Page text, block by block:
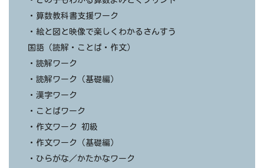
・算数教科書支援ワーク
・絵と図と映像で楽しくわかるさんすう
国語（読解・ことば・作文）
・読解ワーク
・読解ワーク（基礎編）
・漢字ワーク
・ことばワーク
・作文ワーク 初級
・作文ワーク（基礎編）
・ひらがな／かたかなワーク